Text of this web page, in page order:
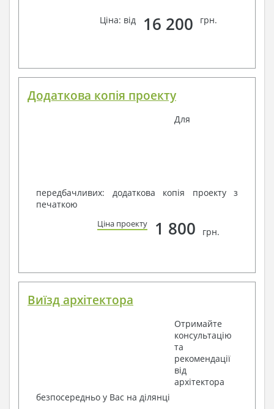
Ціна: від 16 200 грн.
Додаткова копія проекту
Для
передбачливих: додаткова копія проекту з
печаткою
Ціна проекту 1 800 грн.
Виїзд архітектора
Отримайте
консультацію
та
рекомендації
від
архітектора
безпосередньо у Вас на ділянці